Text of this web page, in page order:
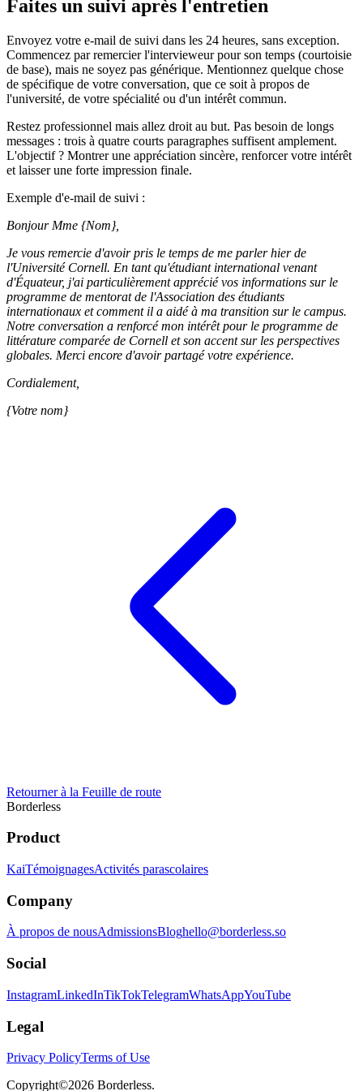
Faites un suivi après l'entretien
Envoyez votre e-mail de suivi dans les 24 heures, sans exception.
Commencez par remercier l'intervieweur pour son temps (courtoisie
de base), mais ne soyez pas générique. Mentionnez quelque chose
de spécifique de votre conversation, que ce soit à propos de
l'université, de votre spécialité ou d'un intérêt commun.
Restez professionnel mais allez droit au but. Pas besoin de longs
messages : trois à quatre courts paragraphes suffisent amplement.
L'objectif ? Montrer une appréciation sincère, renforcer votre intérêt
et laisser une forte impression finale.
Exemple d'e-mail de suivi :
Bonjour Mme {Nom},
Je vous remercie d'avoir pris le temps de me parler hier de
l'Université Cornell. En tant qu'étudiant international venant
d'Équateur, j'ai particulièrement apprécié vos informations sur le
programme de mentorat de l'Association des étudiants
internationaux et comment il a aidé à ma transition sur le campus.
Notre conversation a renforcé mon intérêt pour le programme de
littérature comparée de Cornell et son accent sur les perspectives
globales. Merci encore d'avoir partagé votre expérience.
Cordialement,
{Votre nom}
Retourner à la Feuille de route
Borderless
Product
KaiTémoignagesActivités parascolaires
Company
À propos de nousAdmissionsBloghello@borderless.so
Social
InstagramLinkedInTikTokTelegramWhatsAppYouTube
Legal
Privacy PolicyTerms of Use
Copyright©2026 Borderless.